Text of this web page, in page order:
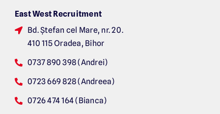
East West Recruitment
Bd. Ștefan cel Mare, nr. 20.
410 115 Oradea, Bihor
0737 890 398 (Andrei)
0723 669 828 (Andreea)
0726 474 164 (Bianca)